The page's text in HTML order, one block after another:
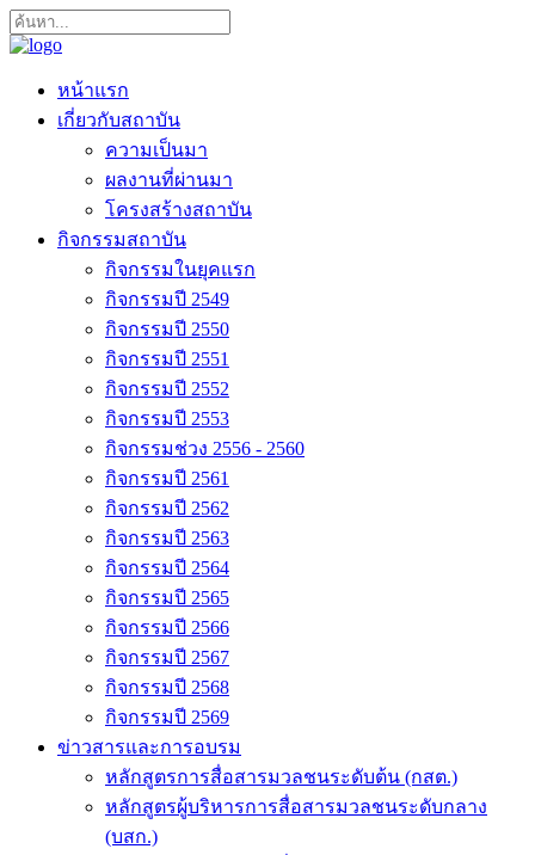
หน้าแรก
เกี่ยวกับสถาบัน
ความเป็นมา
ผลงานที่ผ่านมา
โครงสร้างสถาบัน
กิจกรรมสถาบัน
กิจกรรมในยุคแรก
กิจกรรมปี 2549
กิจกรรมปี 2550
กิจกรรมปี 2551
กิจกรรมปี 2552
กิจกรรมปี 2553
กิจกรรมช่วง 2556 - 2560
กิจกรรมปี 2561
กิจกรรมปี 2562
กิจกรรมปี 2563
กิจกรรมปี 2564
กิจกรรมปี 2565
กิจกรรมปี 2566
กิจกรรมปี 2567
กิจกรรมปี 2568
กิจกรรมปี 2569
ข่าวสารและการอบรม
หลักสูตรการสื่อสารมวลชนระดับต้น (กสต.)
หลักสูตรผู้บริหารการสื่อสารมวลชนระดับกลาง
(บสก.)